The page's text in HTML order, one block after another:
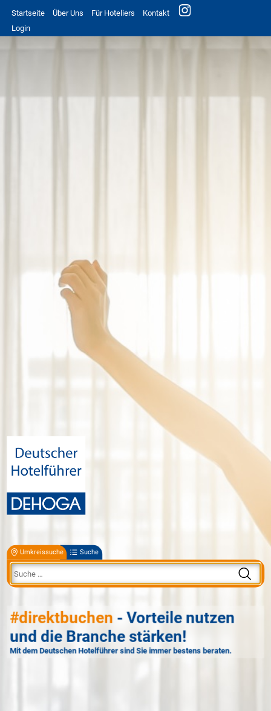
Startseite Über Uns Für Hoteliers
Kontakt
Login
Umkreissuche Suche
#direktbuchen - Vorteile nutzen
und die Branche stärken!
Mit dem Deutschen Hotelführer sind Sie immer bestens beraten.